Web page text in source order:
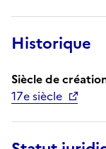
Historique
Siècle de
17e siècle